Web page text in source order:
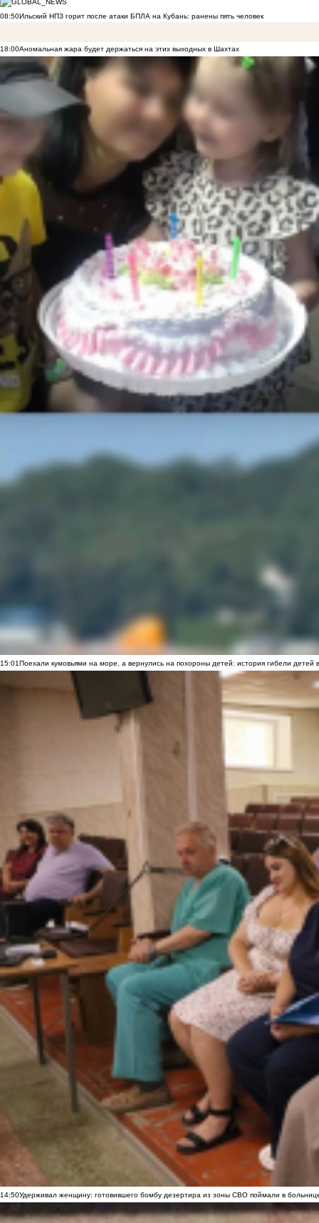
08:50Ильский НПЗ горит после атаки БПЛА на Кубань: ранены пять человек
18:00Аномальная жара будет держаться на этих выходных в Шахтах
15:01Поехали кумовьями на море, а вернулись на похороны детей: история гибели детей
14:50Удерживал женщину: готовившего бомбу дезертира из зоны СВО поймали в